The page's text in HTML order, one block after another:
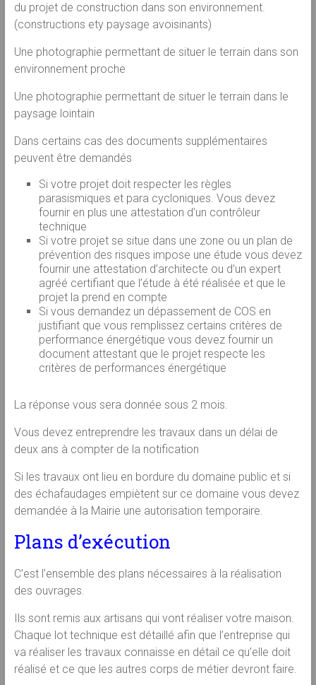
du projet de construction dans son environnement.
(constructions ety paysage avoisinants)
Une photographie permettant de situer le terrain dans son
environnement proche
Une photographie permettant de situer le terrain dans le
paysage lointain
Dans certains cas des documents supplémentaires
peuvent être demandés
Si votre projet doit respecter les règles
parasismiques et para cycloniques. Vous devez
fournir en plus une attestation d’un contrôleur
technique
Si votre projet se situe dans une zone ou un plan de
prévention des risques impose une étude vous devez
fournir une attestation d’architecte ou d’un expert
agréé certifiant que l’étude à été réalisée et que le
projet la prend en compte
Si vous demandez un dépassement de COS en
justifiant que vous remplissez certains critères de
performance énergétique vous devez fournir un
document attestant que le projet respecte les
critères de performances énergétique
La réponse vous sera donnée sous 2 mois.
Vous devez entreprendre les travaux dans un délai de
deux ans à compter de la notification
Si les travaux ont lieu en bordure du domaine public et si
des échafaudages empiètent sur ce domaine vous devez
demandée à la Mairie une autorisation temporaire.
Plans d’exécution
C’est l’ensemble des plans nécessaires à la réalisation
des ouvrages.
Ils sont remis aux artisans qui vont réaliser votre maison.
Chaque lot technique est détaillé afin que l’entreprise qui
va réaliser les travaux connaisse en détail ce qu’elle doit
réalisé et ce que les autres corps de métier devront faire.